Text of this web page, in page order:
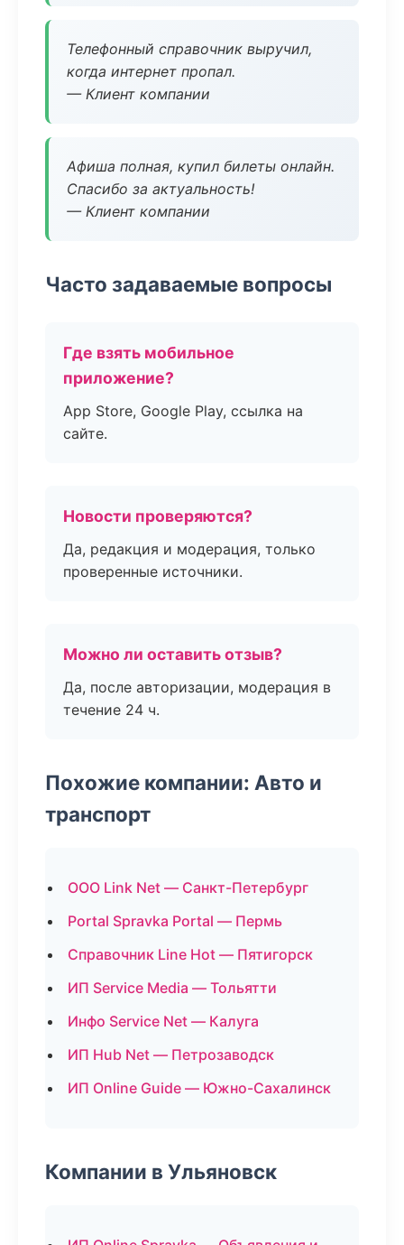
Телефонный справочник выручил,
когда интернет пропал.
— Клиент компании
Афиша полная, купил билеты онлайн.
Спасибо за актуальность!
— Клиент компании
Часто задаваемые вопросы
Где взять мобильное
приложение?
App Store, Google Play, ссылка на
сайте.
Новости проверяются?
Да, редакция и модерация, только
проверенные источники.
Можно ли оставить отзыв?
Да, после авторизации, модерация в
течение 24 ч.
Похожие компании: Авто и
транспорт
ООО Link Net — Санкт-Петербург
Portal Spravka Portal — Пермь
Справочник Line Hot — Пятигорск
ИП Service Media — Тольятти
Инфо Service Net — Калуга
ИП Hub Net — Петрозаводск
ИП Online Guide — Южно-Сахалинск
Компании в Ульяновск